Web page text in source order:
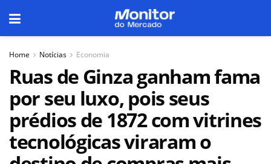
Home Notícias Economia
Ruas de Ginza ganham fama
por seu luxo, pois seus
prédios de 1872 com vitrines
tecnológicas viraram o